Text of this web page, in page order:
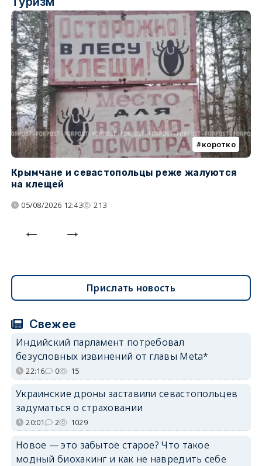
коротко
Крымчане и севастопольцы реже жалуются
на клещей
05/08/2026 12:43 213
Прислать новость
Свежее
Индийский парламент потребовал
безусловных извинений от главы Meta*
22:16 0 15
Украинские дроны заставили севастопольцев
задуматься о страховании
20:01 2 1029
Новое — это забытое старое? Что такое
модный биохакинг и как не навредить себе